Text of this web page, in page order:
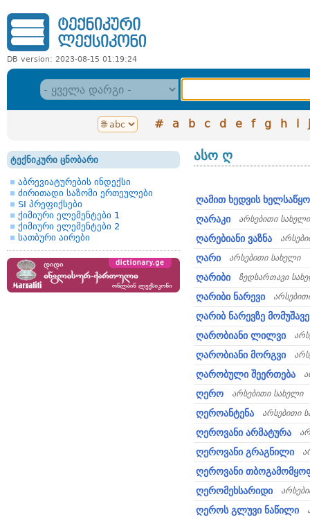
DB version: 2023-08-15 01:19:24
# a b c d e f g h i j
ტექნიკური ცნობარი
აბრევიატურების ინდექსი
ძირითადი საზომი ერთეულები
SI პრეფიქსები
ქიმიური ელემენტები 1
ქიმიური ელემენტები 2
სათბური აირები
ასო ღ
ღამით ხედვის ხელსაწყო
ღარაკი
არსებითი სახელი
ღარებიანი ვაზნა
ღარი არსებითი სახელი
ღარიბი ზედსართავი
ღარიბი ნარევი
ღარიბ ნარევზე
ღარობიანი ლილვი
ღარობიანი მორგვი
ღარობული შეერთება
ღერო არსებითი სახელი
ღეროანტენა არსებითი
ღეროვანი არმატურა
ღეროვანი გრაგნილი
ღეროვანი
ღერომეხსარიდი
ღეროს გლუვი ნაწილი